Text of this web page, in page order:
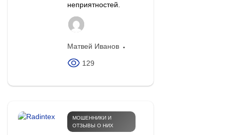
неприятностей.
Матвей Иванов
129
МОШЕННИКИ И
ОТЗЫВЫ О НИХ